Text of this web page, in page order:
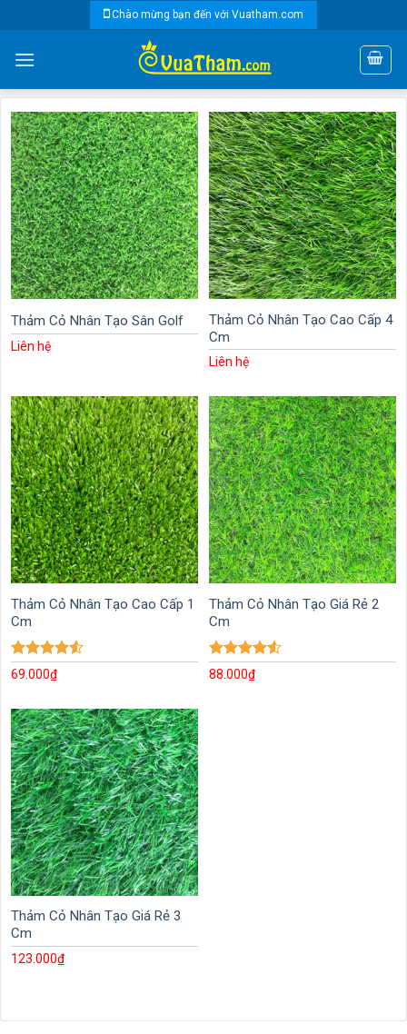
content
Chào mừng bạn đến với Vuatham.com
Thảm Cỏ Nhân Tạo Sân Golf
Liên hệ
Thảm Cỏ Nhân Tạo Cao Cấp 4
Cm
Liên hệ
Thảm Cỏ Nhân Tạo Cao Cấp 1
Cm
Được xếp
hạng4.50
69.000₫
Thảm Cỏ Nhân Tạo Giá Rẻ 2
Cm
Được xếp
hạng4.52
88.000₫
Thảm Cỏ Nhân Tạo Giá Rẻ 3
Cm
123.000₫